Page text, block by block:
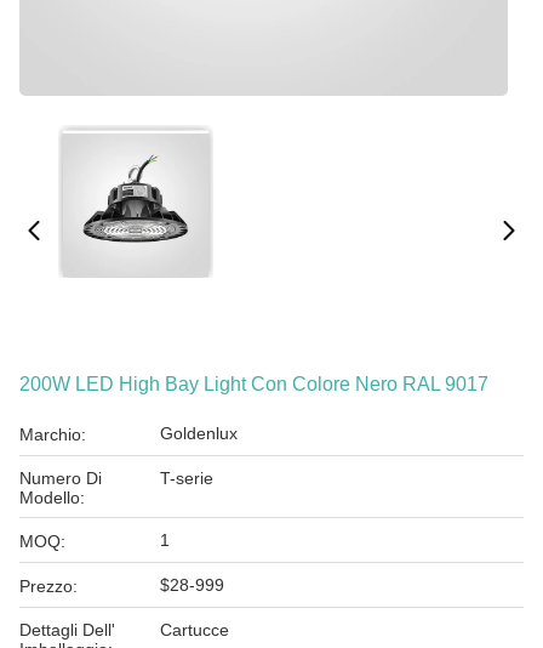
200W LED High Bay Light Con Colore Nero RAL 9017
Marchio: Goldenlux
Numero Di
Modello:
T-serie
MOQ: 1
Prezzo: $28-999
Dettagli Dell'
Cartucce